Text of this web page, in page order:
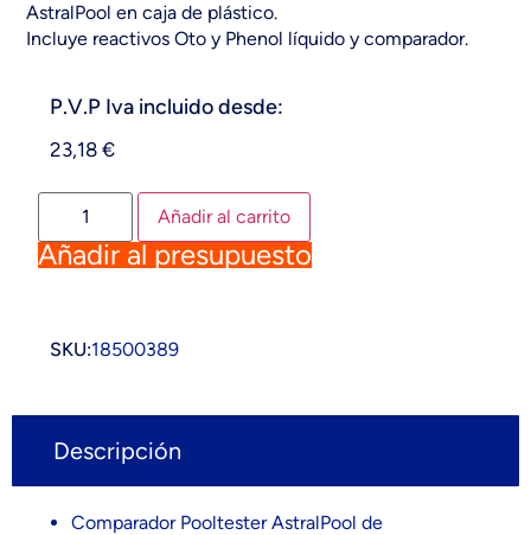
AstralPool en caja de plástico.
Incluye reactivos Oto y Phenol líquido y comparador.
P.V.P Iva incluido desde:
23,18€
Añadir al carrito
Añadir al presupuesto
SKU:18500389
Descripción
Comparador Pooltester AstralPool de